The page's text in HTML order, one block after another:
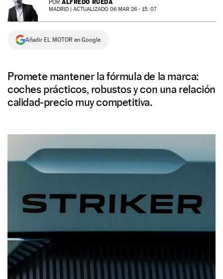
NEWSLETTER
SÍGUENOS
POR ALFREDO RUEDA
MADRID | ACTUALIZADO 06 MAR 26 - 15: 07
Añadir EL MOTOR en Google
Promete mantener la fórmula de la marca:
coches prácticos, robustos y con una relación
calidad-precio muy competitiva.